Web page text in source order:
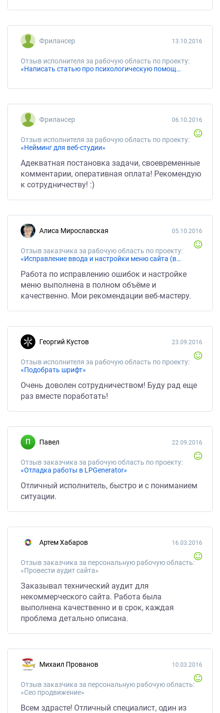
Фрилансер
Отзыв исполнителя за рабочую область по проекту:
«Написать статью про психологическую помощь наркозависимым»
13.10.2016
Фрилансер
Отзыв исполнителя за рабочую область по проекту:
«Нейминг для веб-студии»
06.10.2016
Адекватная постановка задачи, своевременные
комментарии, оперативная оплата! Рекомендую
к сотрудничеству! :)
Алиса Мирославская
Отзыв заказчика за рабочую область по проекту:
«Исправление ввода и настройки меню сайта (вордпресс)»
05.10.2016
Работа по исправлению ошибок и настройке
меню выполнена в полном объёме и
качественно. Мои рекомендации веб-мастеру.
Георгий Кустов
Отзыв исполнителя за рабочую область по проекту:
«Подобрать шрифт»
23.09.2016
Очень доволен сотрудничеством! Буду рад еще
раз вместе поработать!
Павел
Отзыв заказчика за рабочую область по проекту:
«Отладка работы в LPGenerator»
22.09.2016
Отличный исполнитель, быстро и с пониманием
ситуации.
Артем Хабаров
Отзыв заказчика за персональную рабочую область:
«Провести аудит сайта»
16.03.2016
Заказывал технический аудит для
некоммерческого сайта. Работа была
выполнена качественно и в срок, каждая
проблема детально описана.
Михаил Прованов
Отзыв заказчика за персональную рабочую область:
«Сео продвижение»
10.03.2016
Всем здрасте! Отличный специалист, один из